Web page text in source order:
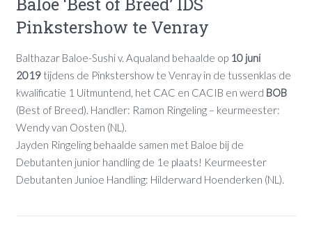
Baloe ‘Best of Breed’ IDS
Pinkstershow te Venray
Balthazar Baloe-Sushi v. Aqualand behaalde op 10 juni
2019tijdens de Pinkstershow te Venray in de tussenklas de
kwalificatie 1 Uitmuntend, het CAC en CACIB en werd BOB
(Best of Breed). Handler: Ramon Ringeling – keurmeester:
Wendy van Oosten (NL).
Jayden Ringeling behaalde samen met Baloe bij de
Debutanten junior handling de 1e plaats! Keurmeester
Debutanten Junioe Handling: Hilderward Hoenderken (NL).